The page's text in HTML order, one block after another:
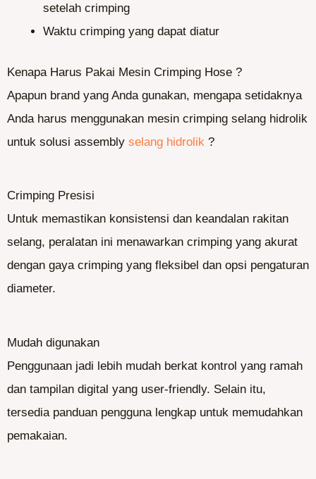
setelah crimping
Waktu crimping yang dapat diatur
Kenapa Harus Pakai Mesin Crimping Hose ?
Apapun brand yang Anda gunakan, mengapa setidaknya
Anda harus menggunakan mesin crimping selang hidrolik
untuk solusi assembly selang hidrolik ?
Crimping Presisi
Untuk memastikan konsistensi dan keandalan rakitan
selang, peralatan ini menawarkan crimping yang akurat
dengan gaya crimping yang fleksibel dan opsi pengaturan
diameter.
Mudah digunakan
Penggunaan jadi lebih mudah berkat kontrol yang ramah
dan tampilan digital yang user-friendly. Selain itu,
tersedia panduan pengguna lengkap untuk memudahkan
pemakaian.